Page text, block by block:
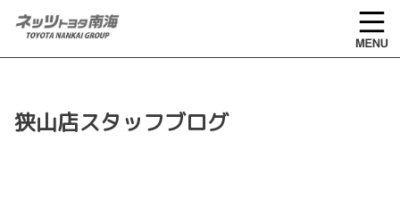
狭山店スタッフブログ